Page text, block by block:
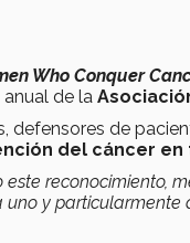
Who Conquer
de la
defensores de
del cáncer en
reconocimiento,
y